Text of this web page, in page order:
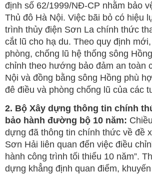
định số 62/1999/NĐ-CP nhằm bảo
Thủ đô Hà Nội. Việc bãi bỏ có hiệu
trình thủy điện Sơn La chính thức
cắt lũ cho hạ du. Theo quy định
phòng, chống lũ hệ thống sông
chỉnh theo hướng bảo đảm an toàn
Nội và đồng bằng sông Hồng phù
đê điều và phòng chống lũ của các
2. Bộ Xây dựng thông tin chính
bảo hành đường bộ 10 năm:
dựng đã thông tin chính thức về đề
Sơn Hải liên quan đến việc điều
hành công trình tối thiểu 10 năm”.
dựng khẳng định quan điểm,